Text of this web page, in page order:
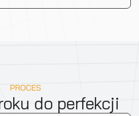
PROCES
do perfekcji